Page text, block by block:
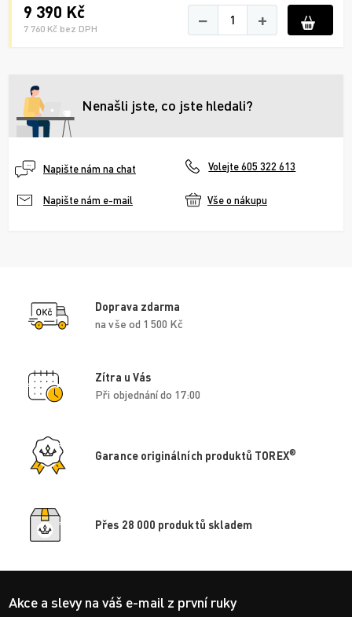
9 390 Kč
7 760 Kč bez DPH − +
Nenašli jste, co jste hledali?
Napište nám na chat Volejte 605 322 613
Napište nám e-mail Vše o nákupu
Doprava zdarma
na vše od 1 500 Kč
Zítra u Vás
Při objednání do 17:00
Garance originálních produktů TOREX®
Přes 28 000 produktů skladem
Akce a slevy na váš e-mail z první ruky